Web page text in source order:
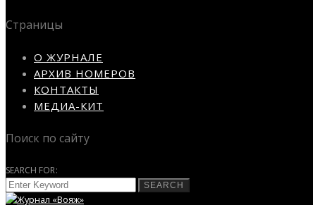
Страницы
О ЖУРНАЛЕ
АРХИВ НОМЕРОВ
КОНТАКТЫ
МЕДИА-КИТ
Поиск по сайту
SEARCH FOR:
SEARCH